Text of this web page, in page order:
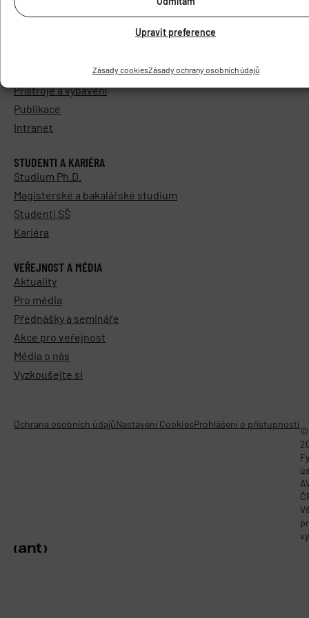
Upravit preference
Zásady cookiesZásady ochrany osobních údajů
VÝZKUM A LABORATOŘE
Servisní oddělení
Přístroje a vybavení
Publikace
Intranet
STUDENTI A KARIÉRA
Studium Ph.D.
Magisterské a bakalářské studium
Studenti SŠ
Kariéra
VEŘEJNOST A MÉDIA
Aktuality
Pro média
Přednášky a semináře
Akce pro veřejnost
Média o nás
Vyzkoušejte si
©
Ochrana osobních údajůNastavení CookiesProhlášení o přístupnosti